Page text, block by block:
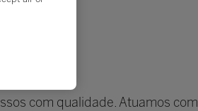
com qualidade. Atuamos com